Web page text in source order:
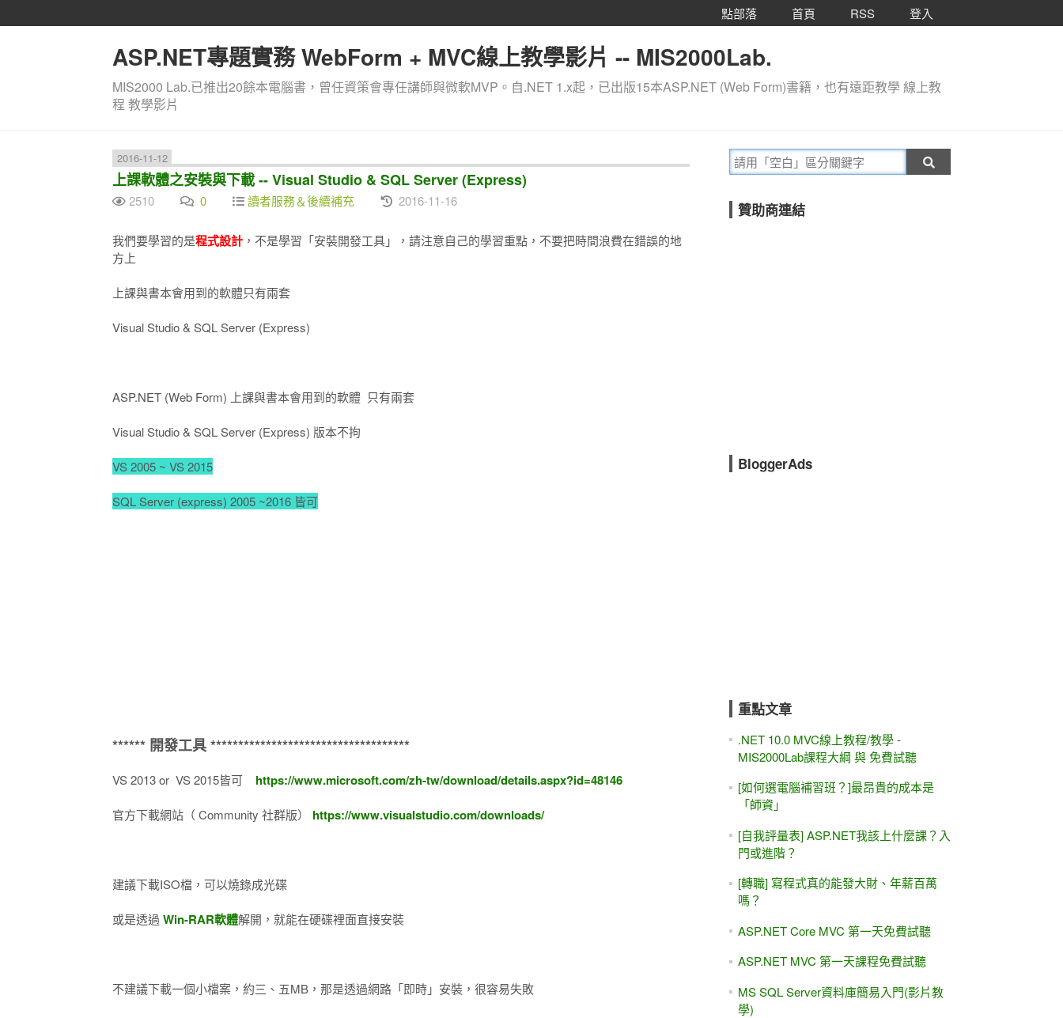
點部落 首頁 RSS 登入
ASP.NET專題實務 WebForm + MVC線上教學影片 -- MIS2000Lab.
MIS2000 Lab.已推出20餘本電腦書，曾任資策會專任講師與微軟MVP。自.NET 1.x起，已出版15本ASP.NET (Web Form)書籍，也有遠距教學 線上教
程 教學影片
2016-11-12
上課軟體之安裝與下載 -- Visual Studio & SQL Server (Express)
2510 0 讀者服務＆後續補充 2016-11-16
我們要學習的是程式設計 ，不是學習「安裝開發工具」，請注意自己的學習重點，不要把時間浪費在錯誤的地
方上
上課與書本會用到的軟體只有兩套
Visual Studio & SQL Server (Express)
ASP.NET (Web Form) 上課與書本會用到的軟體 只有兩套
Visual Studio & SQL Server (Express) 版本不拘
VS 2005 ~ VS 2015
SQL Server (express) 2005 ~2016 皆可
****** 開發工具 ************************************
VS 2013 or VS 2015皆可 https://www.microsoft.com/zh-tw/download/details.aspx?id=48146
官方下載網站（ Community 社群版） https://www.visualstudio.com/downloads/
建議下載ISO檔，可以燒錄成光碟
或是透過 Win-RAR軟體解開，就能在硬碟裡面直接安裝
不建議下載一個小檔案，約三、五MB，那是透過網路「即時」安裝，很容易失敗
贊助商連結
BloggerAds
重點文章
.NET 10.0 MVC線上教程/教學 -
MIS2000Lab課程大綱 與 免費試聽
[如何選電腦補習班？]最昂貴的成本是
「師資」
[自我評量表] ASP.NET我該上什麼課？入
門或進階？
[轉職] 寫程式真的能發大財、年薪百萬
嗎？
ASP.NET Core MVC 第一天免費試聽
ASP.NET MVC 第一天課程免費試聽
MS SQL Server資料庫簡易入門(影片教
學)